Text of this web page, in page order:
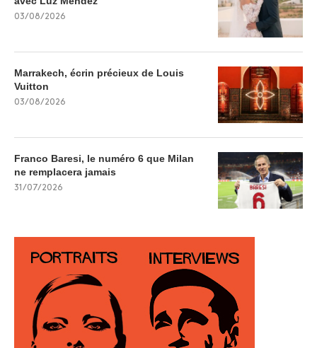
03/08/2026
Marrakech, écrin précieux de Louis
Vuitton
03/08/2026
Franco Baresi, le numéro 6 que Milan
ne remplacera jamais
31/07/2026